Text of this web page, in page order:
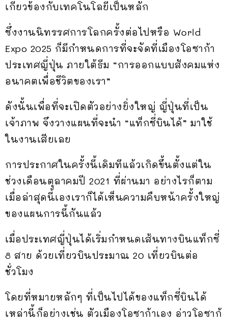
เกี่ยวข้องกับเทคโนโลยีเป็นหลัก
ซึ่งงานนิทรรศการโลกครั้งต่อไปหรือ World
Expo 2025 ก็มีกำหนดการที่จะจัดที่เมืองโอซาก้า
ประเทศญี่ปุ่น ภายใต้ธีม “การออกแบบสังคมแห่ง
อนาคตเพื่อชีวิตของเรา”
ดังนั้นเพื่อที่จะเปิดตัวอย่างยิ่งใหญ่ ญี่ปุ่นที่เป็น
เจ้าภาพ จึงวางแผนที่จะนำ “แท็กซี่บินได้” มาใช้
ในงานเสียเลย
การประกาศในครั้งนี้เดิมทีแล้วเกิดขึ้นตั้งแต่ใน
ช่วงเดือนตุลาคมปี 2021 ที่ผ่านมา อย่างไรก็ตาม
เมื่อล่าสุดนี้เองเราก็ได้เห็นความคืบหน้าครั้งใหญ่
ของแผนการนี้กันแล้ว
เมื่อประเทศญี่ปุ่นได้เริ่มกำหนดเส้นทางบินแท็กซี่
8 สาย ด้วยเที่ยวบินประมาณ 20 เที่ยวบินต่อ
ชั่วโมง
โดยที่หมายหลักๆ ที่เป็นไปได้ของแท็กซี่บินได้
เหล่านี้ก็อย่างเช่น ตัวเมืองโอซาก้าเอง อ่าวโอซาก้